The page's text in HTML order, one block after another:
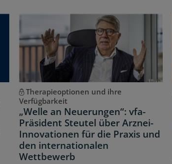
Therapieoptionen und ihre
Verfügbarkeit
„Welle an Neuerungen“: vfa-
Präsident Steutel über Arznei-
Innovationen für die Praxis und
den internationalen
Wettbewerb